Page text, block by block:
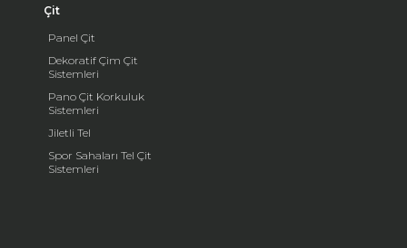
Çit
Panel Çit
Dekoratif Çim Çit
Sistemleri
Pano Çit Korkuluk
Sistemleri
Jiletli Tel
Spor Sahaları Tel Çit
Sistemleri